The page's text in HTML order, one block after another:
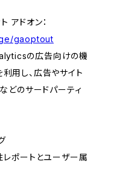
アドオン：
gaoptout
の広告向けの機
用し、広告やサイト
のサードパーティ
ポートとユーザー属